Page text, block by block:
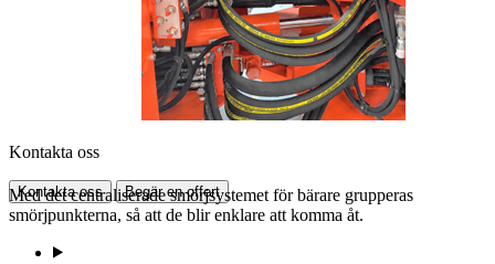
Kontakta oss
Kontakta oss Begär en offert
Med det centraliserade smörjsystemet för bärare grupperas
smörjpunkterna, så att de blir enklare att komma åt.